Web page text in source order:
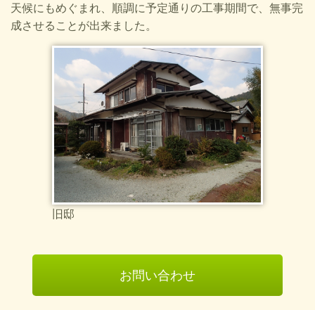
天候にもめぐまれ、順調に予定通りの工事期間で、無事完
成させることが出来ました。
旧邸
お問い合わせ